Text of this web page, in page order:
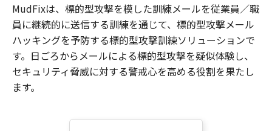
MudFixは、標的型攻撃を模した訓練メールを従業員／職
員に継続的に送信する訓練を通じて、標的型攻撃メール
ハッキングを予防する標的型攻撃訓練ソリューションで
す。日ごろからメールによる標的型攻撃を疑似体験し、
セキュリティ脅威に対する警戒心を高める役割を果たし
ます。